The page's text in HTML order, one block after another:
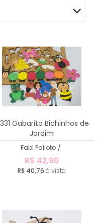
Gabarito Bichinhos de
Jardim
Fabi Palioto /
R$ 42,90
R$ 40,76 à vista